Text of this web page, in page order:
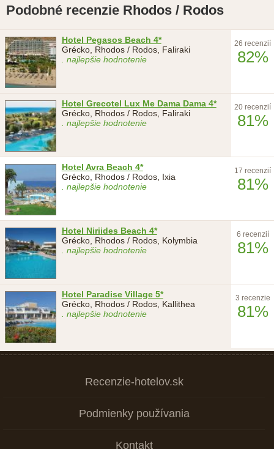
Podobné recenzie Rhodos / Rodos
Hotel Pegasos Beach 4*
Grécko, Rhodos / Rodos, Faliraki
. najlepšie hodnotenie
26 recenzií
82%
Hotel Grecotel Lux Me Dama Dama 4*
Grécko, Rhodos / Rodos, Faliraki
. najlepšie hodnotenie
20 recenzií
81%
Hotel Avra Beach 4*
Grécko, Rhodos / Rodos, Ixia
. najlepšie hodnotenie
17 recenzií
81%
Hotel Niriides Beach 4*
Grécko, Rhodos / Rodos, Kolymbia
. najlepšie hodnotenie
6 recenzií
81%
Hotel Paradise Village 5*
Grécko, Rhodos / Rodos, Kallithea
. najlepšie hodnotenie
3 recenzie
81%
Recenzie-hotelov.sk
Podmienky používania
Kontakt